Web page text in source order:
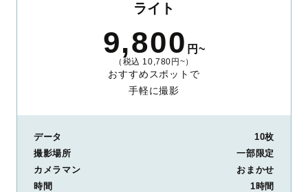
ライト
9,800 円~
（税込 10,780円~）
おすすめスポットで
手軽に撮影
データ
10枚
撮影場所
一部限定
カメラマン
おまかせ
時間
1時間